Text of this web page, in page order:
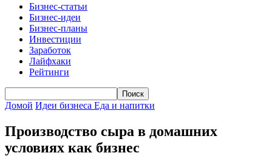
Бизнес-статьи
Бизнес-идеи
Бизнес-планы
Инвестиции
Заработок
Лайфхаки
Рейтинги
Домой Идеи бизнеса Еда и напитки
Производство сыра в домашних
условиях как бизнес